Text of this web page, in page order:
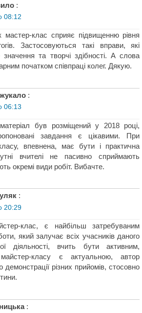
:
08:12
клас сприяє підвищенню рівня
Застосовуються такі вправи, які
значення та творчі здібності. А слова
початком співпраці колег. Дякую.
:
06:13
був розміщений у 2018 році,
завдання є цікавими. При
впевнена, має бути і практична
вчителі не пасивно сприймають
окремі види робіт. Вибачте.
:
20:29
клас, є найбільш затребуваним
який залучає всіх учасників даного
діяльності, вчить бути активним,
майстер-класу є актуальною, автор
демонстрації різних прийомів, стосовно
: